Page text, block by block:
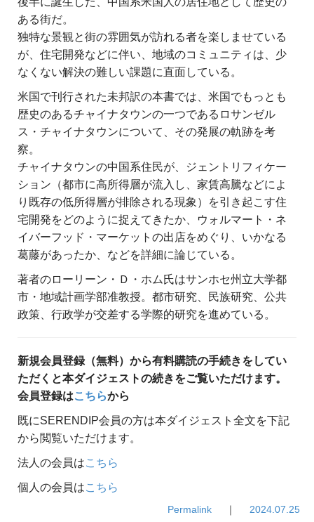
ある街だ。
独特な景観と街の雰囲気が訪れる者を楽しませている
が、住宅開発などに伴い、地域のコミュニティは、少
なくない解決の難しい課題に直面している。
米国で刊行された未邦訳の本書では、米国でもっとも
歴史のあるチャイナタウンの一つであるロサンゼル
ス・チャイナタウンについて、その発展の軌跡を考
察。
チャイナタウンの中国系住民が、ジェントリフィケー
ション（都市に高所得層が流入し、家賃高騰などによ
り既存の低所得層が排除される現象）を引き起こす住
宅開発をどのように捉えてきたか、ウォルマート・ネ
イバーフッド・マーケットの出店をめぐり、いかなる
葛藤があったか、などを詳細に論じている。
著者のローリーン・Ｄ・ホム氏はサンホセ州立大学都
市・地域計画学部准教授。都市研究、民族研究、公共
政策、行政学が交差する学際的研究を進めている。
新規会員登録（無料）から有料購読の手続きをしてい
ただくと本ダイジェストの続きをご覧いただけます。
会員登録はこちらから
既にSERENDIP会員の方は本ダイジェスト全文を下記
から閲覧いただけます。
法人の会員はこちら
個人の会員はこちら
Permalink ｜ 2024.07.25